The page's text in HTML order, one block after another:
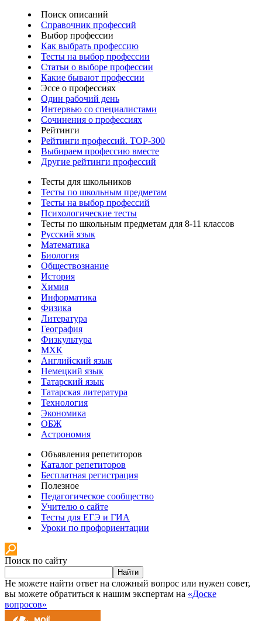
Поиск описаний
Справочник профессий
Выбор профессии
Как выбрать профессию
Тесты на выбор профессии
Статьи о выборе профессии
Какие бывают профессии
Эссе о профессиях
Один рабочий день
Интервью со специалистами
Сочинения о профессиях
Рейтинги
Рейтинги профессий. TOP-300
Выбираем профессию вместе
Другие рейтинги профессий
Тесты для школьников
Тесты по школьным предметам
Тесты на выбор профессий
Психологические тесты
Тесты по школьным предметам для 8-11 классов
Русский язык
Математика
Биология
Обществознание
История
Химия
Информатика
Физика
Литература
География
Физкультура
МХК
Английский язык
Немецкий язык
Татарский язык
Татарская литература
Технология
Экономика
ОБЖ
Астрономия
Объявления репетиторов
Каталог репетиторов
Бесплатная регистрация
Полезное
Педагогическое сообщество
Учителю о сайте
Тесты для ЕГЭ и ГИА
Уроки по профориентации
Поиск по сайту
Найти
Не можете найти ответ на сложный вопрос или нужен совет,
вы можете обратиться к нашим экспертам на «Доске
вопросов»